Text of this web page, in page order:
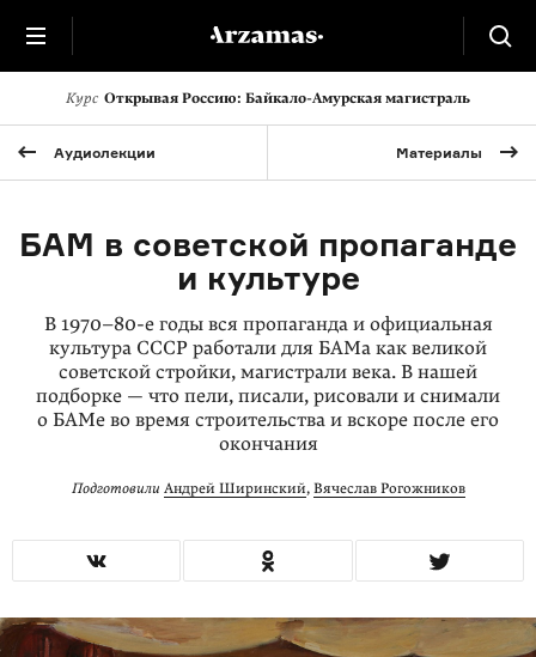
Курс Открывая Россию: Байкало-Амурская магистраль
Аудиолекции Материалы
БАМ в советской пропаганде
и культуре
В 1970–80-егоды вся пропаганда и официальная
культура CCCР работали для БАМа как великой
советской стройки, магистрали века. В нашей
подборке — что пели, писали, рисовали и снимали
о БАМе во время строительства и вскоре после его
окончания
Подготовили Андрей Ширинский, Вячеслав Рогожников